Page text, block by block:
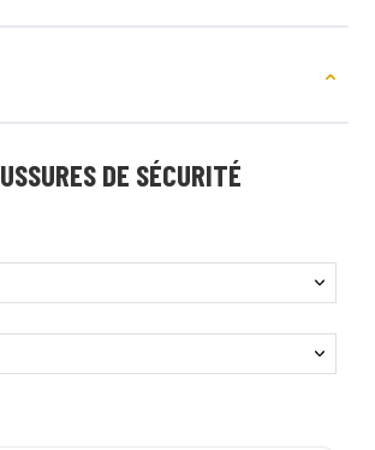
DE SÉCURITÉ